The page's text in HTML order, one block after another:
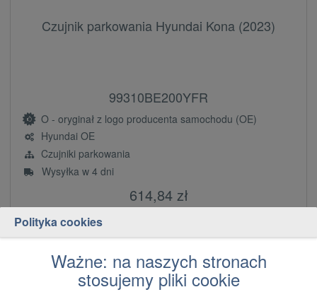
Czujnik parkowania Hyundai Kona (2023)
99310BE200YFR
O - oryginał z logo producenta samochodu (OE)
Hyundai OE
Czujniki parkowania
Wysyłka w 4 dni
614,84 zł
za szt.
szt.
Dodaj
Polityka cookies
Ważne: na naszych stronach
stosujemy pliki cookie